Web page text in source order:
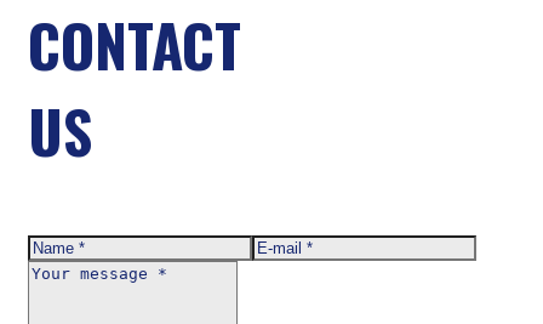
CONTACT
US